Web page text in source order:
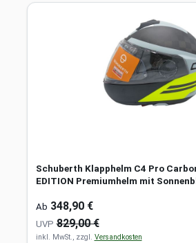
Schuberth Klapphelm C4 Pro
EDITION Premiumhelm mit
Ab 348,90 €
UVP 829,00 €
inkl. MwSt., zzgl. Versandkosten